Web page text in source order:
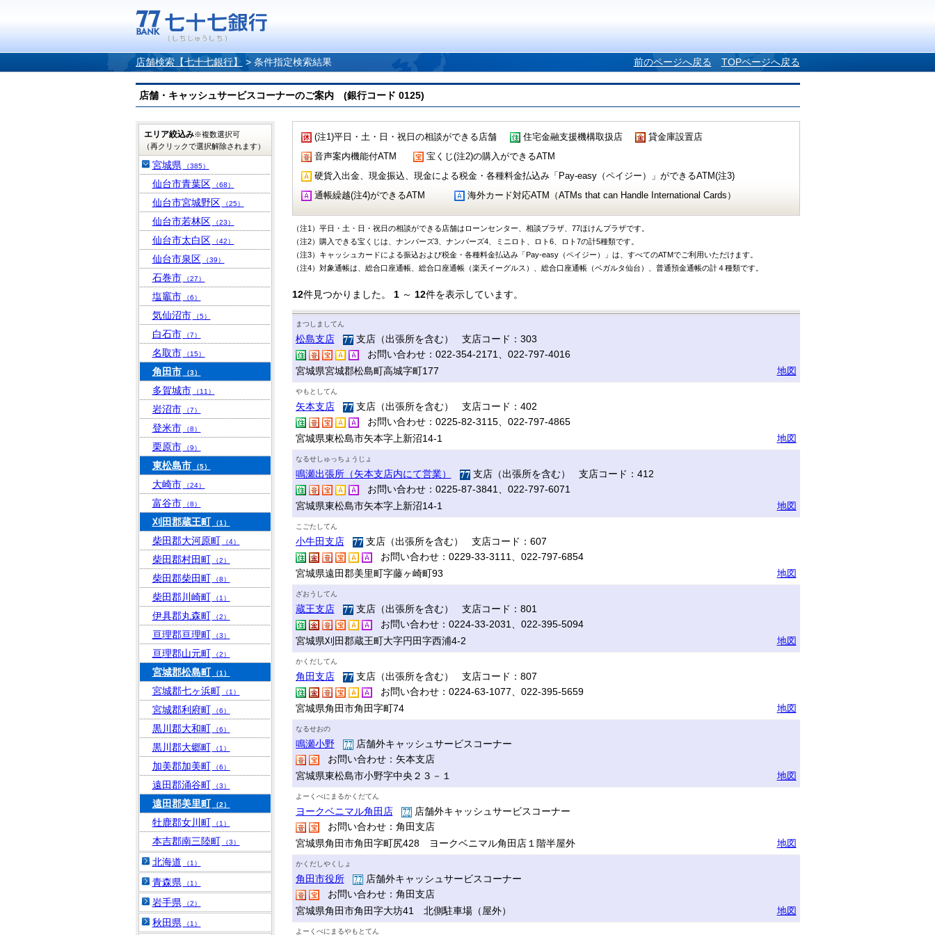
店舗検索【七十七銀行】 > 条件指定検索結果 前のページへ戻る TOPページへ戻る
店舗・キャッシュサービスコーナーのご案内 (銀行コード 0125)
(注1)平日・土・日・祝日の相談ができる店舗 住宅金融支援機構取扱店
貸金庫設置店
音声案内機能付ATM
宝くじ(注2)の購入ができるATM
硬貨入出金、現金振込、現金による税金・各種料金払込み「Pay-easy（ペイジー）」ができるATM(注3)
通帳繰越(注4)ができるATM
海外カード対応ATM（ATMs that can Handle International Cards）
（注1）平日・土・日・祝日の相談ができる店舗はローンセンター、相談プラザ、77ほけんプラザです。
（注2）購入できる宝くじは、ナンバーズ3、ナンバーズ4、ミニロト、ロト6、ロト7の計5種類です。
（注3）キャッシュカードによる振込および税金・各種料金払込み「Pay-easy（ペイジー）」は、すべてのATMでご利用いただけます。
（注4）対象通帳は、総合口座通帳、総合口座通帳（楽天イーグルス）、総合口座通帳（ベガルタ仙台）、普通預金通帳の計４種類です。
12件見つかりました。 1～ 12件を表示しています。
まつしましてん
松島支店
支店（出張所を含む） 支店コード：303
お問い合わせ：022-354-2171、022-797-4016
宮城県宮城郡松島町高城字町177
地図
やもとしてん
矢本支店
支店（出張所を含む） 支店コード：402
お問い合わせ：0225-82-3115、022-797-4865
宮城県東松島市矢本字上新沼14-1
地図
なるせしゅっちょうじょ
鳴瀬出張所（矢本支店内にて営業）
支店（出張所を含む） 支店コード：412
お問い合わせ：0225-87-3841、022-797-6071
宮城県東松島市矢本字上新沼14-1
地図
こごたしてん
小牛田支店
支店（出張所を含む） 支店コード：607
お問い合わせ：0229-33-3111、022-797-6854
宮城県遠田郡美里町字藤ヶ崎町93
地図
ざおうしてん
蔵王支店
支店（出張所を含む） 支店コード：801
お問い合わせ：0224-33-2031、022-395-5094
宮城県刈田郡蔵王町大字円田字西浦4-2
地図
かくだしてん
角田支店
支店（出張所を含む） 支店コード：807
お問い合わせ：0224-63-1077、022-395-5659
宮城県角田市角田字町74
地図
なるせおの
鳴瀬小野
店舗外キャッシュサービスコーナー
お問い合わせ：矢本支店
宮城県東松島市小野字中央２３－１
地図
よーくべにまるかくだてん
ヨークベニマル角田店
店舗外キャッシュサービスコーナー
お問い合わせ：角田支店
宮城県角田市角田字町尻428 ヨークベニマル角田店１階半屋外
地図
かくだしやくしょ
角田市役所
店舗外キャッシュサービスコーナー
お問い合わせ：角田支店
宮城県角田市角田字大坊41 北側駐車場（屋外）
地図
よーくべにまるやもとてん
エリア絞込み※複数選択可
（再クリックで選択解除されます）
宮城県 （385）
仙台市青葉区 （68）
仙台市宮城野区 （25）
仙台市若林区 （23）
仙台市太白区 （42）
仙台市泉区 （39）
石巻市 （27）
塩竈市 （6）
気仙沼市 （5）
白石市 （7）
名取市 （15）
角田市 （3）
多賀城市 （11）
岩沼市 （7）
登米市 （8）
栗原市 （9）
東松島市 （5）
大崎市 （24）
富谷市 （8）
刈田郡蔵王町 （1）
柴田郡大河原町 （4）
柴田郡村田町 （2）
柴田郡柴田町 （8）
柴田郡川崎町 （1）
伊具郡丸森町 （2）
亘理郡亘理町 （3）
亘理郡山元町 （2）
宮城郡松島町 （1）
宮城郡七ヶ浜町 （1）
宮城郡利府町 （6）
黒川郡大和町 （6）
黒川郡大郷町 （1）
加美郡加美町 （6）
遠田郡涌谷町 （3）
遠田郡美里町 （2）
牡鹿郡女川町 （1）
本吉郡南三陸町 （3）
北海道 （1）
青森県 （1）
岩手県 （2）
秋田県 （1）